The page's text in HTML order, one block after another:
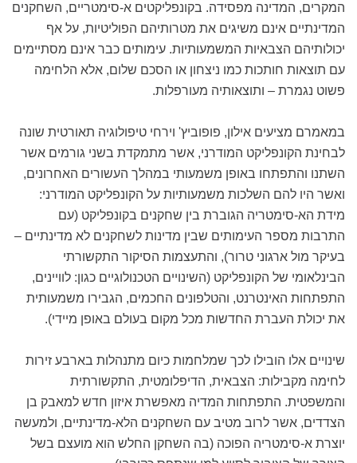
המקרים, המדינה מפסידה. בקונפליקטים א-סימטריים, השחקנים
המדינתיים אינם משיגים את מטרותיהם הפוליטיות, על אף
יכולותיהם הצבאיות המשמעותיות. עימותים כבר אינם מסתיימים
עם תוצאות חותכות כמו ניצחון או הסכם שלום, אלא הלחימה
פשוט נגמרת – ותוצאותיה מעורפלות.
במאמרם מציעים אילון, פופוביץ' וירחי טיפולוגיה תאורטית שונה
לבחינת הקונפליקט המודרני, אשר מתמקדת בשני גורמים אשר
השתנו והתפתחו באופן משמעותי במהלך העשורים האחרונים,
ואשר היו להם השלכות משמעותיות על הקונפליקט המודרני:
מידת הא-סימטריה הגוברת בין שחקנים בקונפליקט (עם
התרבות מספר העימותים שבין מדינות לשחקנים לא מדינתיים –
בעיקר מול ארגוני טרור), והתעצמות הסיקור התקשורתי
הבינלאומי של הקונפליקט (השינויים הטכנולוגיים כגון: לוויינים,
התפתחות האינטרנט, והטלפונים החכמים, הגבירו משמעותית
את יכולת העברת החדשות מכל מקום בעולם באופן מיידי).
שינויים אלו הובילו לכך שמלחמות כיום מתנהלות בארבע זירות
לחימה מקבילות: הצבאית, הדיפלומטית, התקשורתית
והמשפטית. התפתחות המדיה מאפשרת איזון חדש למאבק בן
הצדדים, אשר לרוב מטיב עם השחקנים הלא-מדינתיים, ולמעשה
יוצרת א-סימטריה הפוכה (בה השחקן החלש הוא מועצם בשל